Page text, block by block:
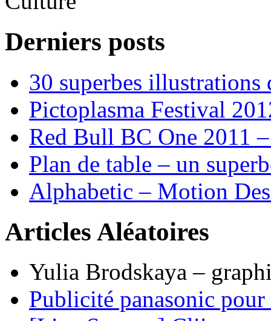
Derniers posts
30 superbes
Pictoplasma Festival
Red Bull BC One 2011
Plan de table – un
Alphabetic – Motion
Articles Aléatoires
Yulia Brodskaya –
Publicité panasonic